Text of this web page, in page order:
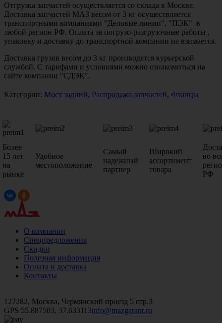
Отгрузка запчастей осуществляется со склада в Москве.
Доставка запчастей МАЗ весом от 3 кг осуществляется
транспортными компаниями "Деловые линии", "ПЭК" в
любой регион РФ. Оплата за погрузо-разгрузочные работы ,
упаковку и доставку до транспортной компании не взимается.
Доставка грузов весом до 3 кг производятся курьерской
службой. С тарифами и условиями можно ознакомиться на
сайте компании "СДЭК".
Категории: Мост задний, Распродажа запчастей, Фланцы
Более
15 лет
на
рынке
Удобное
местоположение
Самый
надежный
партнер
Широкий
ассортимент
товара
во
РФ
О компании
Спецпредложения
Скидки
Полезная информация
Оплата и доставка
Контакты
127282, Москва, Чермянский проезд 5 стр.3
GPS 55.887503, 37.633113info@mazgarant.ru